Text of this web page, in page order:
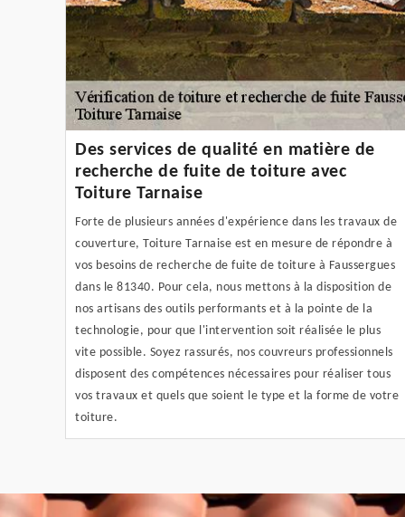
Des services de qualité en matière de
recherche de fuite de toiture avec
Toiture Tarnaise
Forte de plusieurs années d'expérience dans les travaux de
couverture, Toiture Tarnaise est en mesure de répondre à
vos besoins de recherche de fuite de toiture à Faussergues
dans le 81340. Pour cela, nous mettons à la disposition de
nos artisans des outils performants et à la pointe de la
technologie, pour que l'intervention soit réalisée le plus
vite possible. Soyez rassurés, nos couvreurs professionnels
disposent des compétences nécessaires pour réaliser tous
vos travaux et quels que soient le type et la forme de votre
toiture.